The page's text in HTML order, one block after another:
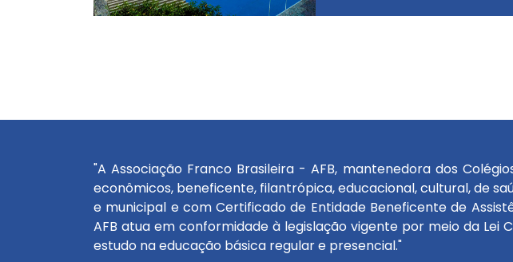
"A Associação Franco Brasileira - AFB, mantenedora dos
econômicos, beneficente, filantrópica, educacional, cultural, de
e municipal e com Certificado de Entidade Beneficente de
AFB atua em conformidade à legislação vigente por meio da Lei
estudo na educação básica regular e presencial."